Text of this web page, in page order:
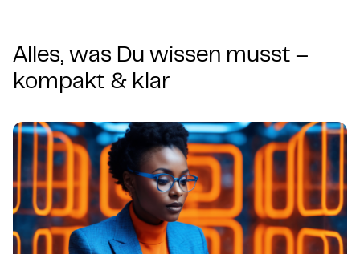
Alles, was Du wissen musst –
kompakt & klar